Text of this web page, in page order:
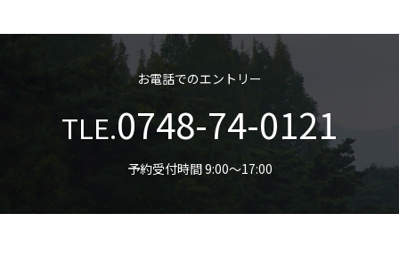
お電話でのエントリー
TLE.0748-74-0121
予約受付時間 9:00〜17:00